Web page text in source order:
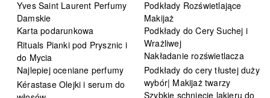
Yves Saint Laurent Perfumy
Damskie
Karta podarunkowa
Rituals Pianki pod Prysznic i
do Mycia
Najlepiej oceniane perfumy
Kérastase Olejki i serum do
Podkłady Rozświetlające
Makijaż
Podkłady do Cery Suchej i
Wrażliwej
Nakładanie rozświetlacza
Podkłady do cery tłustej duży
wybór| Makijaż twarzy
Szybkie schnięcie lakieru do